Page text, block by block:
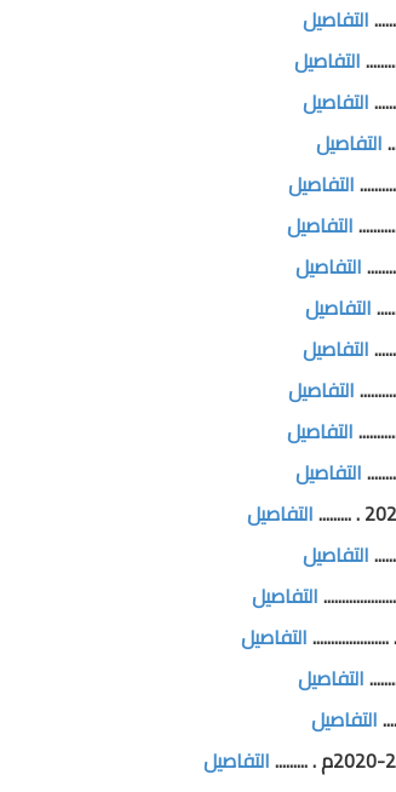
التفاصيل
التفاصيل
التفاصيل
التفاصيل
التفاصيل
التفاصيل
التفاصيل
التفاصيل
التفاصيل
التفاصيل
التفاصيل
التفاصيل
التفاصيل
التفاصيل
التفاصيل
التفاصيل
التفاصيل
التفاصيل
التفاصيل